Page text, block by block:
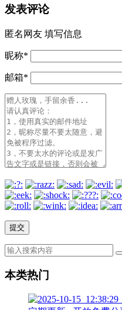
发表评论
匿名网友 填写信息
昵称*
邮箱*
本类热门